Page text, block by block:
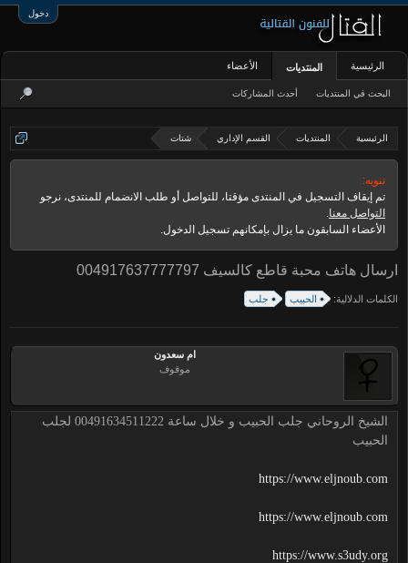
دخول
الرئيسية المنتديات القسم الإداري شتات
تنويه:
تم إيقاف التسجيل في المنتدى مؤقتا، للتواصل أو طلب الانضمام للمنتدى، نرجو
التواصل معنا.
الأعضاء السابقون ما يزال بإمكانهم تسجيل الدخول.
ارسال هاتف محبة قاطع كالسيف 004917637777797
الكلمات الدلالية: الحبيب جلب
ام سعدون
موقوف
الشيخ الروحاني جلب الحبيب و خلال ساعة 00491634511222 لجلب
الحبيب
https://www.eljnoub.com
https://www.eljnoub.com
https://www.s3udy.org
الرئيسية المنتديات
البحث في المنتديات أحدث المشاركات
الأعضاء